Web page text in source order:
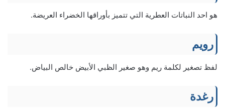
هو احد النباتات العطرية التي تتميز بأوراقها الخضراء العريضة.
رويم
لفظ تصغير لكلمة ريم وهو صغير الظبي الأبيض خالص البياض.
رغدة